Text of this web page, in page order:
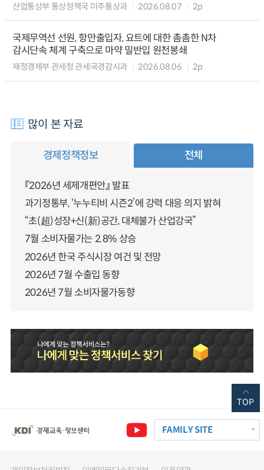
산업통상부 통상정책국 미주통상과 2026.08.07 2p
국제무역선 선원, 항만출입자, 요트에 대한 촘촘한 N차
감시단속 체계 구축으로 마약 밀반입 원천봉쇄
재정경제부 관세청 관세국경감시과 2026.08.06 2p
많이 본 자료
경제정책정보 전체
『2026년 세제개편안』 발표
과기정통부, ‘누누티비 시즌2’에 강력 대응 의지 밝혀
“초(超)성장+신(新)공간, 대체불가 산업강국”
7월 소비자물가는 2.8% 상승
2026년 한국 주식시장 여건 및 전망
2026년 7월 수출입 동향
2026년 7월 소비자물가동향
FAMILY SITE
TOP